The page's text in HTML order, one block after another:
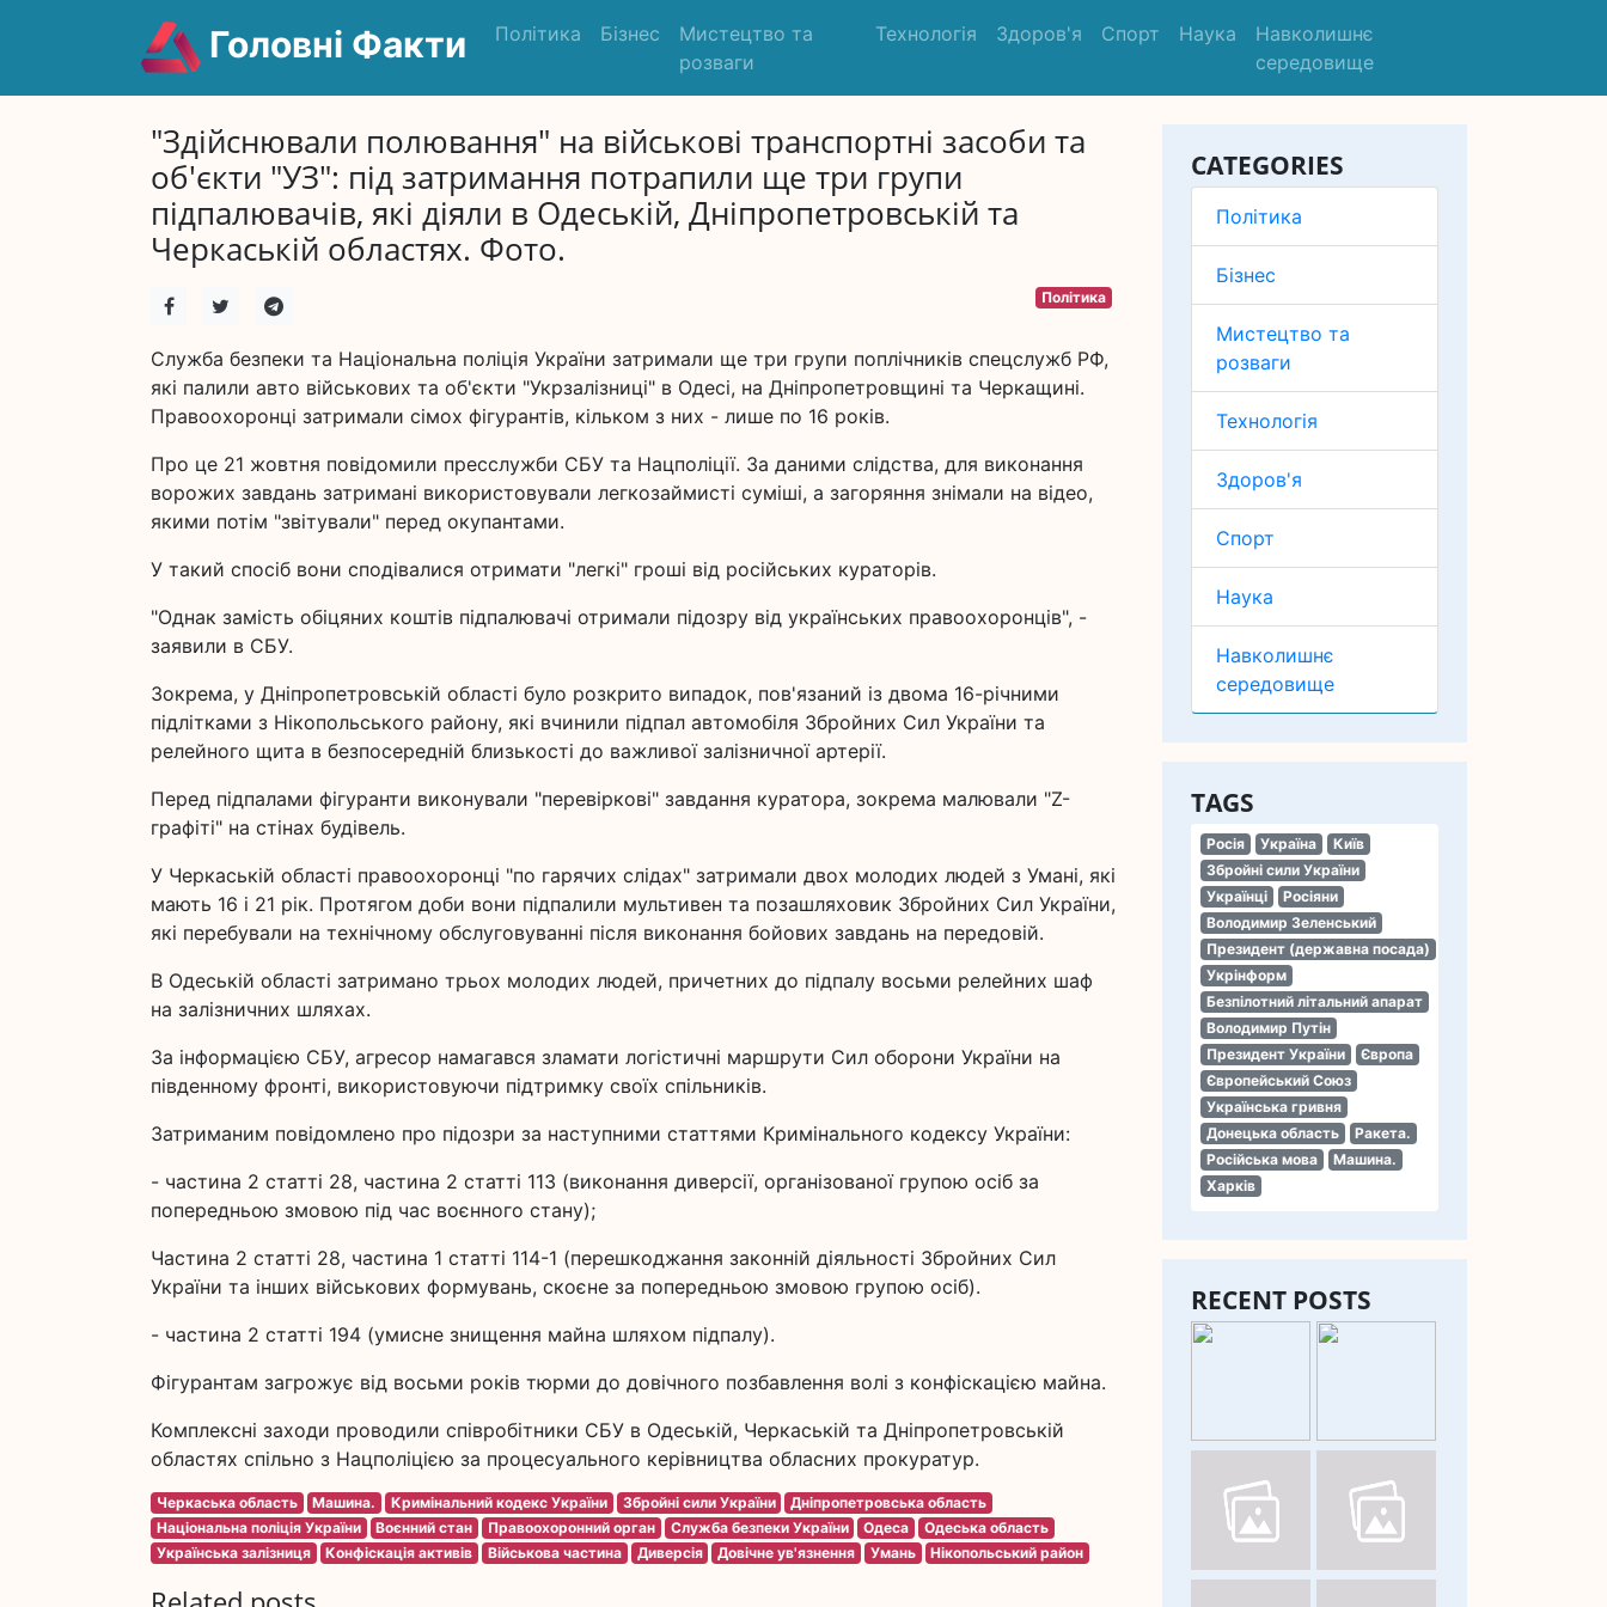
Головні Факти Політика Бізнес
Мистецтво та
розваги
Технологія Здоров'я Спорт Наука
Навколишнє
середовище
CATEGORIES
Політика
Бізнес
Мистецтво та
розваги
Технологія
Здоров'я
Спорт
Наука
Навколишнє
середовище
TAGS
Росія Україна
Київ
Збройні сили України
Українці
Росіяни
Володимир Зеленський
Президент (державна посада)
Укрінформ
Безпілотний літальний апарат
Володимир Путін
Президент України
Європа
Європейський Союз
Українська гривня
Донецька область
Ракета.
Російська мова
Машина.
Харків
RECENT POSTS
"Здійснювали полювання" на військові транспортні засоби та
об'єкти "УЗ": під затримання потрапили ще три групи
підпалювачів, які діяли в Одеській, Дніпропетровській та
Черкаській областях. Фото.
Політика
Служба безпеки та Національна поліція України затримали ще три групи поплічників спецслужб РФ,
які палили авто військових та об'єкти "Укрзалізниці" в Одесі, на Дніпропетровщині та Черкащині.
Правоохоронці затримали сімох фігурантів, кільком з них - лише по 16 років.
Про це 21 жовтня повідомили пресслужби СБУ та Нацполіції. За даними слідства, для виконання
ворожих завдань затримані використовували легкозаймисті суміші, а загоряння знімали на відео,
якими потім "звітували" перед окупантами.
У такий спосіб вони сподівалися отримати "легкі" гроші від російських кураторів.
"Однак замість обіцяних коштів підпалювачі отримали підозру від українських правоохоронців", -
заявили в СБУ.
Зокрема, у Дніпропетровській області було розкрито випадок, пов'язаний із двома 16-річними
підлітками з Нікопольського району, які вчинили підпал автомобіля Збройних Сил України та
релейного щита в безпосередній близькості до важливої залізничної артерії.
Перед підпалами фігуранти виконували "перевіркові" завдання куратора, зокрема малювали "Z-
графіті" на стінах будівель.
У Черкаській області правоохоронці "по гарячих слідах" затримали двох молодих людей з Умані, які
мають 16 і 21 рік. Протягом доби вони підпалили мультивен та позашляховик Збройних Сил України,
які перебували на технічному обслуговуванні після виконання бойових завдань на передовій.
В Одеській області затримано трьох молодих людей, причетних до підпалу восьми релейних шаф
на залізничних шляхах.
За інформацією СБУ, агресор намагався зламати логістичні маршрути Сил оборони України на
південному фронті, використовуючи підтримку своїх спільників.
Затриманим повідомлено про підозри за наступними статтями Кримінального кодексу України:
- частина 2 статті 28, частина 2 статті 113 (виконання диверсії, організованої групою осіб за
попередньою змовою під час воєнного стану);
Частина 2 статті 28, частина 1 статті 114-1 (перешкоджання законній діяльності Збройних Сил
України та інших військових формувань, скоєне за попередньою змовою групою осіб).
- частина 2 статті 194 (умисне знищення майна шляхом підпалу).
Фігурантам загрожує від восьми років тюрми до довічного позбавлення волі з конфіскацією майна.
Комплексні заходи проводили співробітники СБУ в Одеській, Черкаській та Дніпропетровській
областях спільно з Нацполіцією за процесуального керівництва обласних прокуратур.
Черкаська область Машина. Кримінальний кодекс України Збройні сили України
Дніпропетровська область
Національна поліція України
Воєнний стан Правоохоронний орган Служба безпеки України Одеса
Одеська область
Українська залізниця
Конфіскація активів Військова частина Диверсія Довічне ув'язнення Умань Нікопольський район